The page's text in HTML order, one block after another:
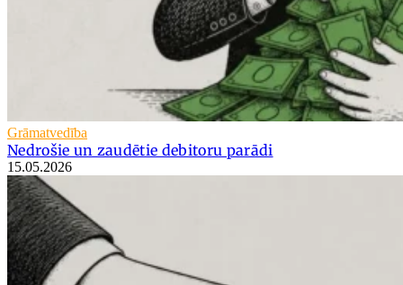
Grāmatvedība
Nedrošie un zaudētie debitoru parādi
15.05.2026